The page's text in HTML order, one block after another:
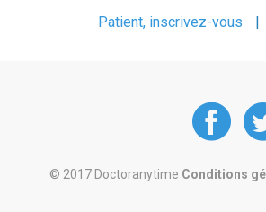
Patient, inscrivez-vous
at
© 2017 Doctoranytime Conditions